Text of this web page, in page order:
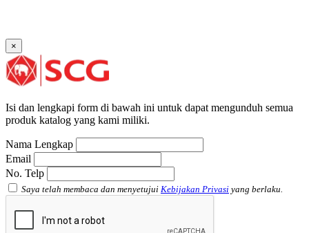
Plug SCG AW
Shinkolite
Atap Akrilik Shinkolite Shade
×
Isi dan lengkapi form di bawah ini untuk dapat mengunduh semua
produk katalog yang kami miliki.
Nama Lengkap
Email
No. Telp
Saya telah membaca dan menyetujui Kebijakan Privasi yang berlaku.